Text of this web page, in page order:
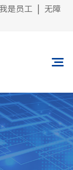
我是员工
无障